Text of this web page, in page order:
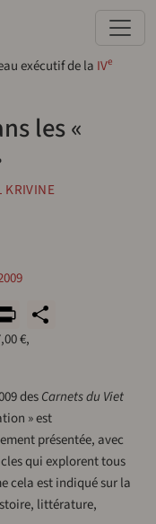
exécutif de la IVe
les «
KRIVINE
€,
desCarnets du Viet
» est
présentée, avec
qui explorent tous
cela est indiqué sur la
littérature,